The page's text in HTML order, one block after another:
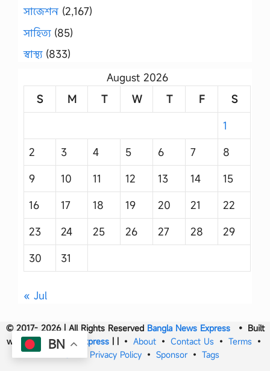
সাজেশন (2,167)
সাহিত্য(85)
স্বাস্থ্য(833)
August 2026
S
M T W T F
S
1
2
3 4 5 6 7
8
9
10 11 12 13 14
15
16
17 18 19 20 21
22
23
24 25 26 27 28
29
30
31
« Jul
© 2017- 2026 | All Rights Reserved Bangla News Express• Built
withBangla News Express | | • About • Contact Us • Terms •
Privacy Policy • Sponsor • Tags
BN